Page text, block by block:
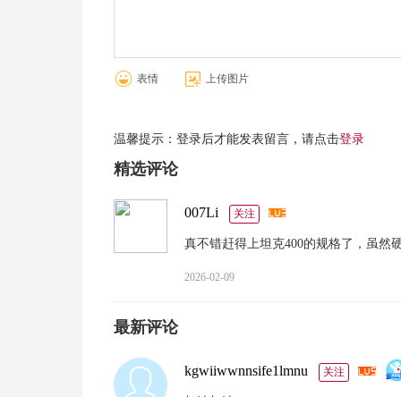
表情 上传图片
温馨提示：登录后才能发表留言，请点击登录
精选评论
007Li 关注
真不错赶得上坦克400的规格了，虽然
2026-02-09
最新评论
kgwiiwwnnsife1lmnu 关注